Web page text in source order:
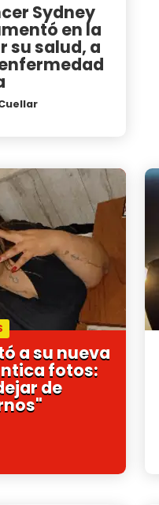
Sydney
en la
su salud, a
a su nueva
fotos:
de